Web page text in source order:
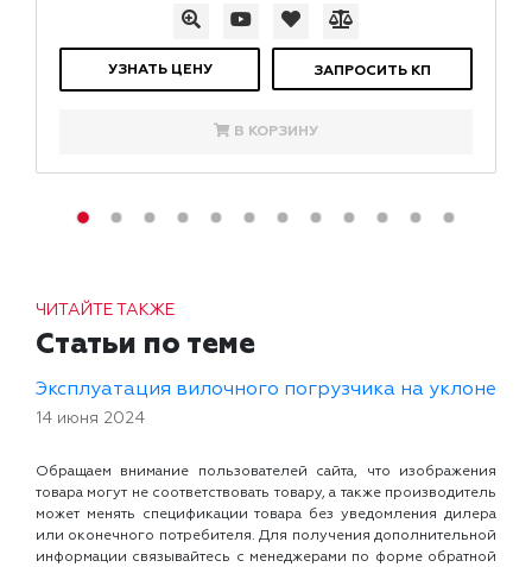
УЗНАТЬ ЦЕНУ ЗАПРОСИТЬ КП
В КОРЗИНУ
ЧИТАЙТЕ ТАКЖЕ
Статьи по теме
Эксплуатация вилочного погрузчика на уклоне
14 июня 2024
Обращаем внимание пользователей сайта, что изображения
товара могут не соответствовать товару, а также производитель
может менять спецификации товара без уведомления дилера
или оконечного потребителя. Для получения дополнительной
информации связывайтесь с менеджерами по форме обратной